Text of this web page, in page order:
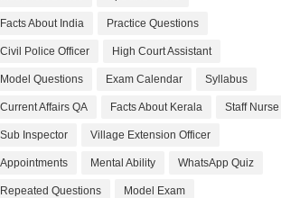
Facts About India Practice Questions
Civil Police Officer High Court Assistant
Model Questions Exam Calendar Syllabus
Current Affairs QA Facts About Kerala Staff Nurse
Sub Inspector Village Extension Officer
Appointments Mental Ability WhatsApp Quiz
Repeated Questions Model Exam